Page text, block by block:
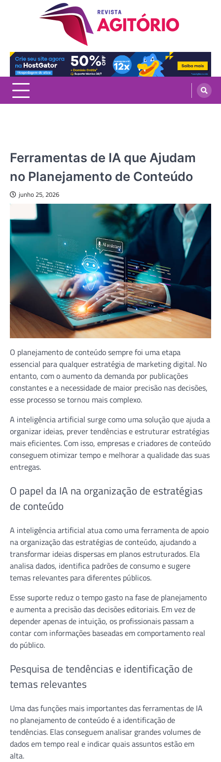
revistaagitorio.com.br
Portal de Artigos Incríveis
Ferramentas de IA que Ajudam
no Planejamento de Conteúdo
junho 25, 2026
O planejamento de conteúdo sempre foi uma etapa
essencial para qualquer estratégia de marketing digital. No
entanto, com o aumento da demanda por publicações
constantes e a necessidade de maior precisão nas decisões,
esse processo se tornou mais complexo.
A inteligência artificial surge como uma solução que ajuda a
organizar ideias, prever tendências e estruturar estratégias
mais eficientes. Com isso, empresas e criadores de conteúdo
conseguem otimizar tempo e melhorar a qualidade das suas
entregas.
O papel da IA na organização de estratégias
de conteúdo
A inteligência artificial atua como uma ferramenta de apoio
na organização das estratégias de conteúdo, ajudando a
transformar ideias dispersas em planos estruturados. Ela
analisa dados, identifica padrões de consumo e sugere
temas relevantes para diferentes públicos.
Esse suporte reduz o tempo gasto na fase de planejamento
e aumenta a precisão das decisões editoriais. Em vez de
depender apenas de intuição, os profissionais passam a
contar com informações baseadas em comportamento real
do público.
Pesquisa de tendências e identificação de
temas relevantes
Uma das funções mais importantes das ferramentas de IA
no planejamento de conteúdo é a identificação de
tendências. Elas conseguem analisar grandes volumes de
dados em tempo real e indicar quais assuntos estão em
alta.